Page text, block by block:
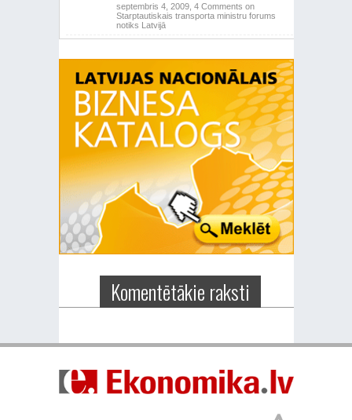
septembris 4, 2009, 4 Comments on
Starptautiskais transporta ministru forums
notiks Latvijā
Komentētākie raksti